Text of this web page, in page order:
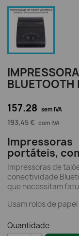
BLUETOOTH
157.28 sem IVA
193,45 € com IVA
portáteis,
Impressoras de
conectividade
que necessitam
Usam rolos de
Quantidade